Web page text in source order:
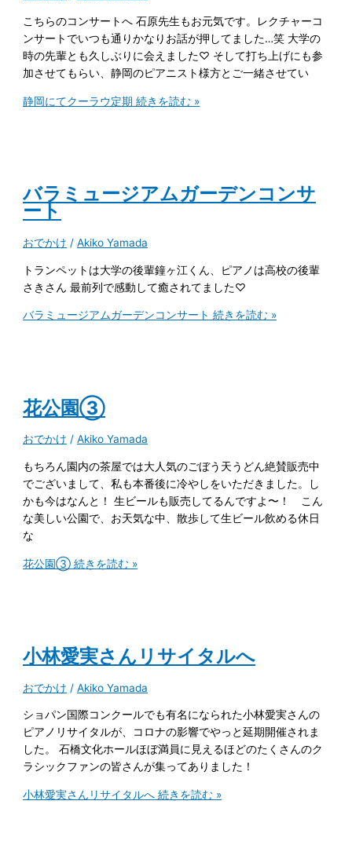
こちらのコンサートへ 石原先生もお元気です。レクチャーコ
ンサートでいつも通りかなりお話が押してました…笑 大学の
時の先輩とも久しぶりに会えました♡ そして打ち上げにも参
加させてもらい、静岡のピアニスト様方とご一緒させてい
静岡にてクーラウ定期 続きを読む »
バラミュージアムガーデンコンサ
ート
おでかけ /Akiko Yamada
トランペットは大学の後輩鐘ヶ江くん、ピアノは高校の後輩
さきさん 最前列で感動して癒されてました♡
バラミュージアムガーデンコンサート 続きを読む »
花公園③
おでかけ /Akiko Yamada
もちろん園内の茶屋では大人気のごぼう天うどん絶賛販売中
でございまして、私も本番後に冷やしをいただきました。し
かも今はなんと！ 生ビールも販売してるんですよ〜！ こん
な美しい公園で、お天気な中、散歩して生ビール飲める休日
な
花公園③ 続きを読む »
小林愛実さんリサイタルへ
おでかけ /Akiko Yamada
ショパン国際コンクールでも有名になられた小林愛実さんの
ピアノリサイタルが、コロナの影響でやっと延期開催されま
した。 石橋文化ホールほぼ満員に見えるほどのたくさんのク
ラシックファンの皆さんが集ってありました！
小林愛実さんリサイタルへ 続きを読む »